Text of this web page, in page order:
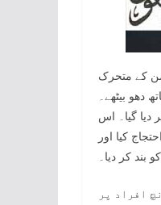
کے متحرک
دھو بیٹھے۔
دیا گیا۔ اس
کیا اور
بند کر دیا۔
افراد پر